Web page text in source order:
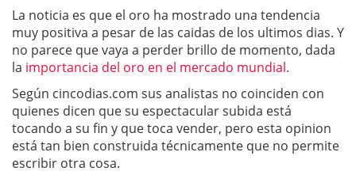
La noticia es que el oro ha mostrado una tendencia
muy positiva a pesar de las caidas de los ultimos dias. Y
no parece que vaya a perder brillo de momento, dada
la importancia del oro en el mercado mundial.
Según cincodias.com sus analistas no coinciden con
quienes dicen que su espectacular subida está
tocando a su fin y que toca vender, pero esta opinion
está tan bien construida técnicamente que no permite
escribir otra cosa.